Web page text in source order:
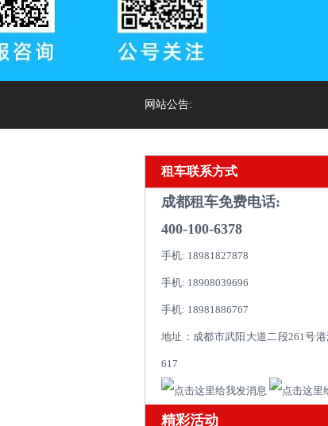
网站公告:
租车联系方式
成都租车免费电话:
400-100-6378
手机: 18981827878
手机: 18908039696
手机: 18981886767
地址：成都市武阳大道二段261号
617
精彩活动